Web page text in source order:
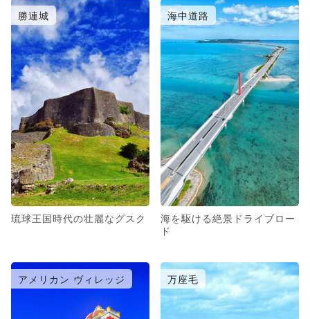
勝連城
琉球王国時代の壮麗なグスク
海中道路
海を駆ける絶景ドライブロー
ド
アメリカン ヴィレッジ 万座毛